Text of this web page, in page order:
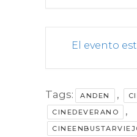
El evento
Tags: ANDEN ,
CINEDEVERANO ,